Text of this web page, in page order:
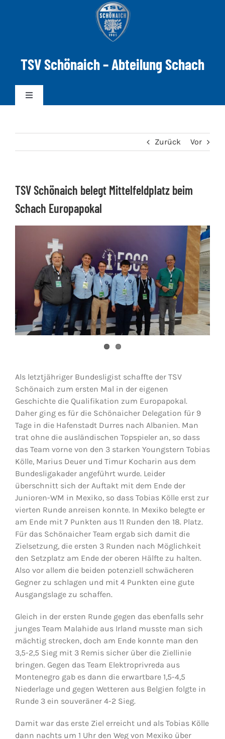
TSV Schönaich – Abteilung Schach
Toggle
DWZ-ELO
Jugendschach
Kontakt
Zurück Vor
TSV Schönaich belegt Mittelfeldplatz beim
Schach Europapokal
Als letztjähriger Bundesligist schaffte der TSV
Schönaich zum ersten Mal in der eigenen
Geschichte die Qualifikation zum Europapokal.
Daher ging es für die Schönaicher Delegation für 9
Tage in die Hafenstadt Durres nach Albanien. Man
trat ohne die ausländischen Topspieler an, so dass
das Team vorne von den 3 starken Youngstern Tobias
Kölle, Marius Deuer und Timur Kocharin aus dem
Bundesligakader angeführt wurde. Leider
überschnitt sich der Auftakt mit dem Ende der
Junioren-WM in Mexiko, so dass Tobias Kölle erst zur
vierten Runde anreisen konnte. In Mexiko belegte er
am Ende mit 7 Punkten aus 11 Runden den 18. Platz.
Für das Schönaicher Team ergab sich damit die
Zielsetzung, die ersten 3 Runden nach Möglichkeit
den Setzplatz am Ende der oberen Hälfte zu halten.
Also vor allem die beiden potenziell schwächeren
Gegner zu schlagen und mit 4 Punkten eine gute
Ausgangslage zu schaffen.
Gleich in der ersten Runde gegen das ebenfalls sehr
junges Team Malahide aus Irland musste man sich
mächtig strecken, doch am Ende konnte man den
3,5-2,5 Sieg mit 3 Remis sicher über die Ziellinie
bringen. Gegen das Team Elektroprivreda aus
Montenegro gab es dann die erwartbare 1,5-4,5
Niederlage und gegen Wetteren aus Belgien folgte in
Runde 3 ein souveräner 4-2 Sieg.
Damit war das erste Ziel erreicht und als Tobias Kölle
dann nachts um 1 Uhr den Weg von Mexiko über